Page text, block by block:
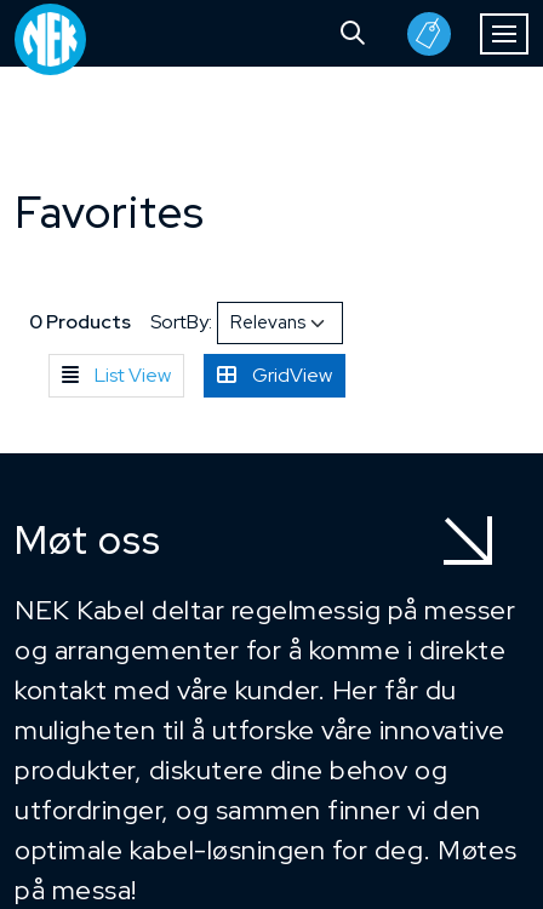
Favorites
0 Products SortBy:
List View GridView
Møt oss
NEK Kabel deltar regelmessig på messer
og arrangementer for å komme i direkte
kontakt med våre kunder. Her får du
muligheten til å utforske våre innovative
produkter, diskutere dine behov og
utfordringer, og sammen finner vi den
optimale kabel-løsningen for deg. Møtes
på messa!